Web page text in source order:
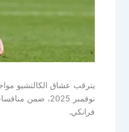
نوفمبر 2025،
فرانكي.